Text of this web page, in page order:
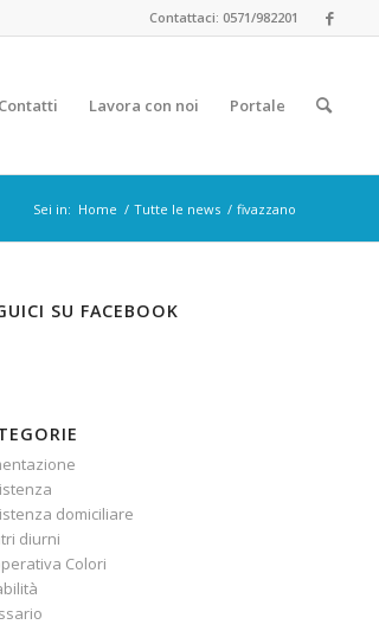
Contattaci: 0571/982201
Contatti Lavora con noi Portale
Sei in: Home / Tutte le news / fivazzano
SU FACEBOOK
domiciliare
diurni
Colori